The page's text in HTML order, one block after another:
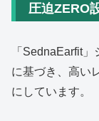
圧迫ZERO
「SednaEarfit
に基づき、高い
にしています。